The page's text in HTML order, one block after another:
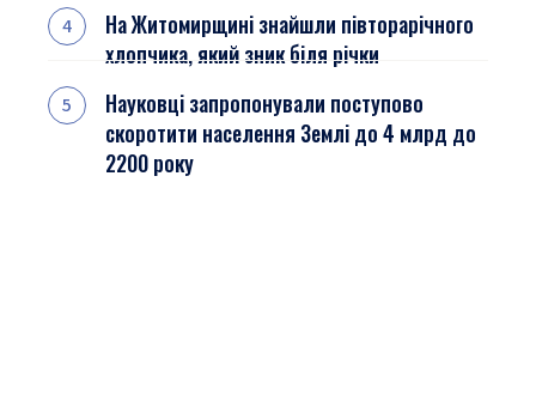
На Житомирщині знайшли півторарічного
хлопчика, який зник біля річки
Науковці запропонували поступово
скоротити населення Землі до 4 млрд до
2200 року